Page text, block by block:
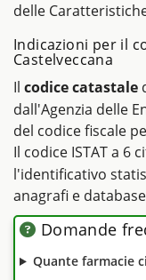
delle
Indicazioni per il
Castelveccana
Il codice catastale
dall'Agenzia delle
del codice fiscale
Il codice ISTAT a 6
l'identificativo
anagrafi e
Domande
Quante farmacie